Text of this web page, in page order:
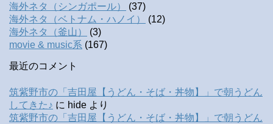
海外ネタ（シンガポール）
(37)
海外ネタ（ベトナム・ハノイ）
(12)
海外ネタ（釜山）
(3)
movie & music系 (167)
最近のコメント
筑紫野市の「吉田屋【うどん・そば・丼物】」で朝うどん
してきた♪ に hide より
筑紫野市の「吉田屋【うどん・そば・丼物】」で朝うどん